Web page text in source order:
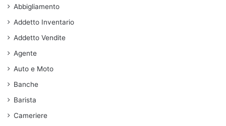
Abbigliamento
Addetto Inventario
Addetto Vendite
Agente
Auto e Moto
Banche
Barista
Cameriere